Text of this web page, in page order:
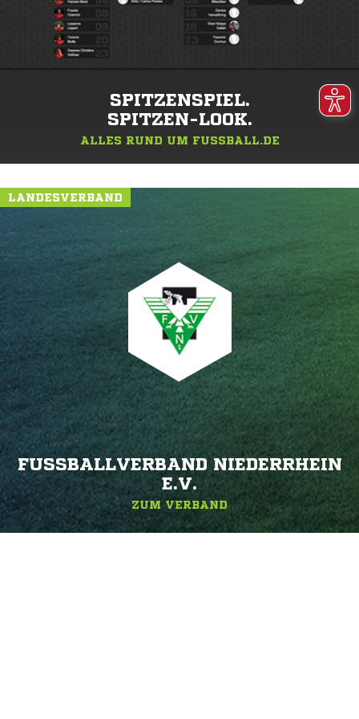
SPITZENSPIEL.
SPITZEN-LOOK.
ALLES RUND UM FUSSBALL.DE
LANDESVERBAND
FUSSBALLVERBAND NIEDERRHEIN E
.V.
ZUM VERBAND